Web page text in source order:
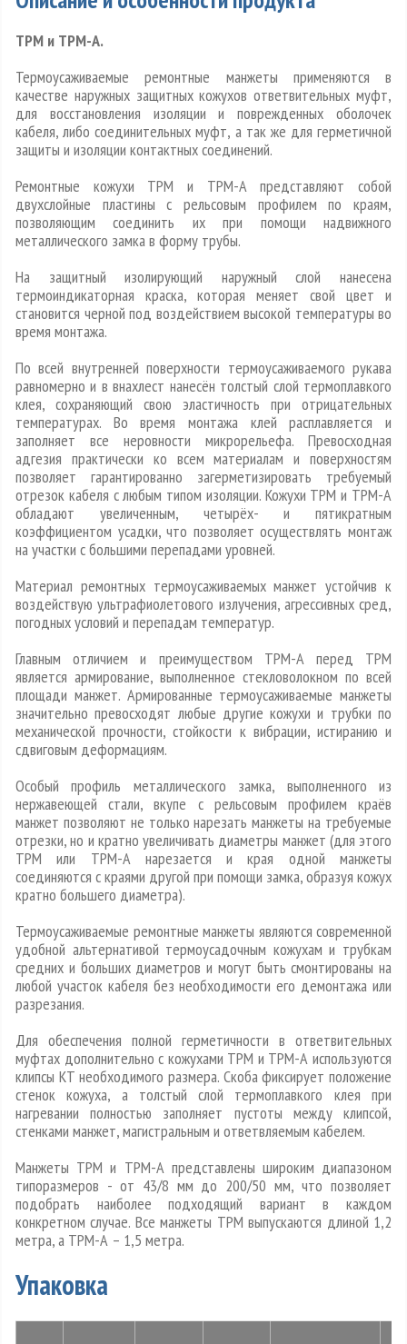
ТРМ и ТРМ-А.
Термоусаживаемые ремонтные манжеты применяются в
качестве наружных защитных кожухов ответвительных муфт,
для восстановления изоляции и поврежденных оболочек
кабеля, либо соединительных муфт, а так же для герметичной
защиты и изоляции контактных соединений.
Ремонтные кожухи ТРМ и ТРМ-А представляют собой
двухслойные пластины с рельсовым профилем по краям,
позволяющим соединить их при помощи надвижного
металлического замка в форму трубы.
На защитный изолирующий наружный слой нанесена
термоиндикаторная краска, которая меняет свой цвет и
становится черной под воздействием высокой температуры во
время монтажа.
По всей внутренней поверхности термоусаживаемого рукава
равномерно и в внахлест нанесён толстый слой термоплавкого
клея, сохраняющий свою эластичность при отрицательных
температурах. Во время монтажа клей расплавляется и
заполняет все неровности микрорельефа. Превосходная
адгезия практически ко всем материалам и поверхностям
позволяет гарантированно загерметизировать требуемый
отрезок кабеля с любым типом изоляции. Кожухи ТРМ и ТРМ-А
обладают увеличенным, четырёх- и пятикратным
коэффициентом усадки, что позволяет осуществлять монтаж
на участки с большими перепадами уровней.
Материал ремонтных термоусаживаемых манжет устойчив к
воздействую ультрафиолетового излучения, агрессивных сред,
погодных условий и перепадам температур.
Главным отличием и преимуществом ТРМ-А перед ТРМ
является армирование, выполненное стекловолокном по всей
площади манжет. Армированные термоусаживаемые манжеты
значительно превосходят любые другие кожухи и трубки по
механической прочности, стойкости к вибрации, истиранию и
сдвиговым деформациям.
Особый профиль металлического замка, выполненного из
нержавеющей стали, вкупе с рельсовым профилем краёв
манжет позволяют не только нарезать манжеты на требуемые
отрезки, но и кратно увеличивать диаметры манжет (для этого
ТРМ или ТРМ-А нарезается и края одной манжеты
соединяются с краями другой при помощи замка, образуя кожух
кратно большего диаметра).
Термоусаживаемые ремонтные манжеты являются современной
удобной альтернативой термоусадочным кожухам и трубкам
средних и больших диаметров и могут быть смонтированы на
любой участок кабеля без необходимости его демонтажа или
разрезания.
Для обеспечения полной герметичности в ответвительных
муфтах дополнительно с кожухами ТРМ и ТРМ-А используются
клипсы КТ необходимого размера. Скоба фиксирует положение
стенок кожуха, а толстый слой термоплавкого клея при
нагревании полностью заполняет пустоты между клипсой,
стенками манжет, магистральным и ответвляемым кабелем.
Манжеты ТРМ и ТРМ-А представлены широким диапазоном
типоразмеров - от 43/8 мм до 200/50 мм, что позволяет
подобрать наиболее подходящий вариант в каждом
конкретном случае. Все манжеты ТРМ выпускаются длиной 1,2
метра, а ТРМ-А – 1,5 метра.
Упаковка